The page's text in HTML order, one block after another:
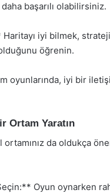
başarılı olabilirsiniz.
iyi bilmek,
öğrenin.
oyunlarında, iyi bir
Ortam Yaratın
da oldukça
Oyun oynarken